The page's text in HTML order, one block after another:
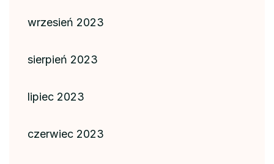
wrzesień 2023
sierpień 2023
lipiec 2023
czerwiec 2023